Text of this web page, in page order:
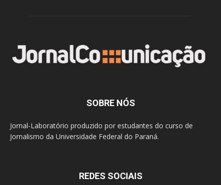
SOBRE NÓS
Jornal-Laboratório produzido por estudantes do curso de
Jornalismo da Universidade Federal do Paraná.
REDES SOCIAIS